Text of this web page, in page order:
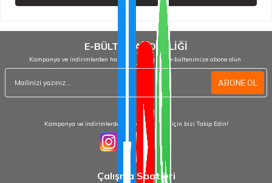
E-BÜLTEN ABONELİĞİ
Kampanya ve indirimlerden haberdar olmak için e-bültenimize abone olun.
ABONE OL
Kampanya ve indirimlerden haberdar olmak için bizi Takip Edin!
Çalışma Saatleri